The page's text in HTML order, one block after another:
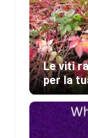
Le viti
per la